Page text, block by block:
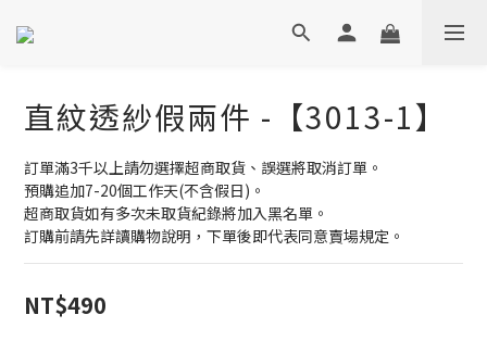
直紋透紗假兩件 -【3013-1】
訂單滿3千以上請勿選擇超商取貨、誤選將取消訂單。
預購追加7-20個工作天(不含假日)。
超商取貨如有多次未取貨紀錄將加入黑名單。
訂購前請先詳讀購物說明，下單後即代表同意賣場規定。
NT$490